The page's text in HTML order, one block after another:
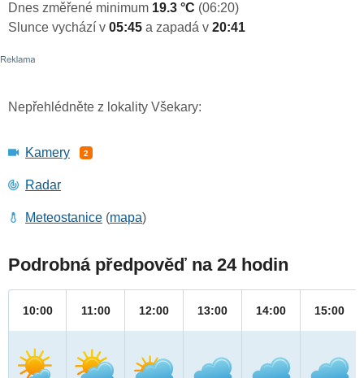
Dnes změřené minimum 19.3 °C (06:20)
Slunce vychází v 05:45 a zapadá v 20:41
Nepřehlédněte z lokality Všekary:
Kamery 2
Radar
Meteostanice (mapa)
Podrobná předpověď na 24 hodin
10:00 11:00 12:00 13:00 14:00 15:00